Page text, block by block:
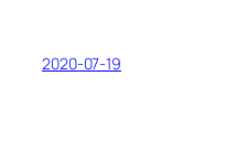
2020-07-19